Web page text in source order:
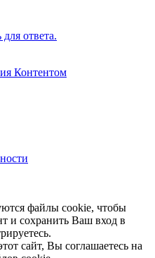
ответа.
Контентом
файлы cookie, чтобы
и сохранить Ваш вход в
сайт, Вы соглашаетесь на